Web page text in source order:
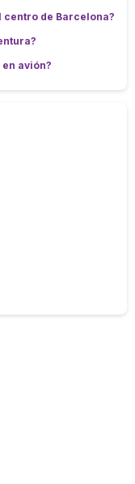
centro de Barcelona?
avión?